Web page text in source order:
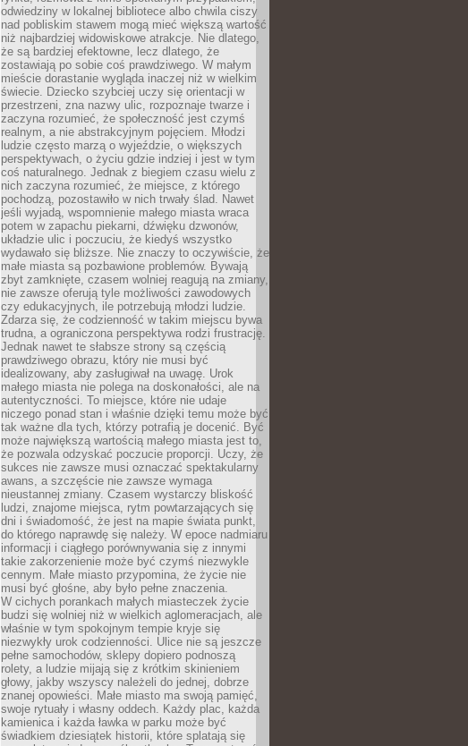
odwiedziny w lokalnej bibliotece albo chwila ciszy
nad pobliskim stawem mogą mieć większą wartość
niż najbardziej widowiskowe atrakcje. Nie dlatego,
że są bardziej efektowne, lecz dlatego, że
zostawiają po sobie coś prawdziwego. W małym
mieście dorastanie wygląda inaczej niż w wielkim
świecie. Dziecko szybciej uczy się orientacji w
przestrzeni, zna nazwy ulic, rozpoznaje twarze i
zaczyna rozumieć, że społeczność jest czymś
realnym, a nie abstrakcyjnym pojęciem. Młodzi
ludzie często marzą o wyjeździe, o większych
perspektywach, o życiu gdzie indziej i jest w tym
coś naturalnego. Jednak z biegiem czasu wielu z
nich zaczyna rozumieć, że miejsce, z którego
pochodzą, pozostawiło w nich trwały ślad. Nawet
jeśli wyjadą, wspomnienie małego miasta wraca
potem w zapachu piekarni, dźwięku dzwonów,
układzie ulic i poczuciu, że kiedyś wszystko
wydawało się bliższe. Nie znaczy to oczywiście, że
małe miasta są pozbawione problemów. Bywają
zbyt zamknięte, czasem wolniej reagują na zmiany,
nie zawsze oferują tyle możliwości zawodowych
czy edukacyjnych, ile potrzebują młodzi ludzie.
Zdarza się, że codzienność w takim miejscu bywa
trudna, a ograniczona perspektywa rodzi frustrację.
Jednak nawet te słabsze strony są częścią
prawdziwego obrazu, który nie musi być
idealizowany, aby zasługiwał na uwagę. Urok
małego miasta nie polega na doskonałości, ale na
autentyczności. To miejsce, które nie udaje
niczego ponad stan i właśnie dzięki temu może być
tak ważne dla tych, którzy potrafią je docenić. Być
może największą wartością małego miasta jest to,
że pozwala odzyskać poczucie proporcji. Uczy, że
sukces nie zawsze musi oznaczać spektakularny
awans, a szczęście nie zawsze wymaga
nieustannej zmiany. Czasem wystarczy bliskość
ludzi, znajome miejsca, rytm powtarzających się
dni i świadomość, że jest na mapie świata punkt,
do którego naprawdę się należy. W epoce nadmiaru
informacji i ciągłego porównywania się z innymi
takie zakorzenienie może być czymś niezwykle
cennym. Małe miasto przypomina, że życie nie
musi być głośne, aby było pełne znaczenia.
W cichych porankach małych miasteczek życie
budzi się wolniej niż w wielkich aglomeracjach, ale
właśnie w tym spokojnym tempie kryje się
niezwykły urok codzienności. Ulice nie są jeszcze
pełne samochodów, sklepy dopiero podnoszą
rolety, a ludzie mijają się z krótkim skinieniem
głowy, jakby wszyscy należeli do jednej, dobrze
znanej opowieści. Małe miasto ma swoją pamięć,
swoje rytuały i własny oddech. Każdy plac, każda
kamienica i każda ławka w parku może być
świadkiem dziesiątek historii, które splatają się